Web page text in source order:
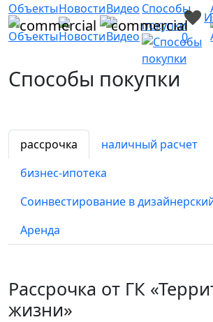
0
ОбъектыНовостиВидео Способы
покупки
Способы покупки
рассрочка
наличный расчет
бизнес-ипотека
Соинвестирование в
Аренда
Рассрочка от ГК
жизни»